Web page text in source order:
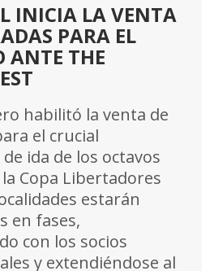
INICIA LA VENTA
PARA EL
ANTE THE
habilitó la venta de
el crucial
ida de los octavos
Copa Libertadores
estarán
en fases,
con los socios
y extendiéndose al